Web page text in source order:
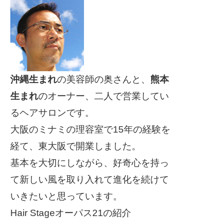
沖縄生まれの美容師の奥さんと、 熊本
生まれのオーナー、二人で営業してい
るヘアサロンです。
大阪のミナミの理容室で15年の経験を
経て、東大阪で開業しました。
基本を大切にしながら、好奇心を持っ
て新しい風を取り入れて進化を続けて
いきたいと思っています。
Hair Stageオーパス21の紹介